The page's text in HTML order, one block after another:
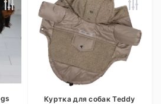
Куртка для собак Teddy